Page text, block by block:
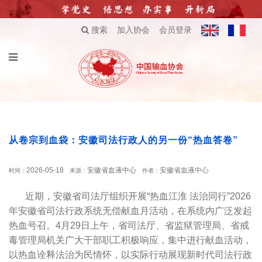
搜索 加入协会 会员登录
从卷宗到血袋：安徽司法行政人的另一份“热血答卷”
时间： 2026-05-18 来源： 安徽省血液中心 作者： 安徽省血液中心
近期，安徽省司法厅组织开展“热血江淮 法治同行”2026
年安徽省司法行政系统无偿献血月活动，在系统内广泛发起
热血号召。4月29日上午，省司法厅、省监狱管理局、省戒
毒管理局机关广大干部职工积极响应，集中进行献血活动，
以热血诠释法治为民情怀，以实际行动展现新时代司法行政